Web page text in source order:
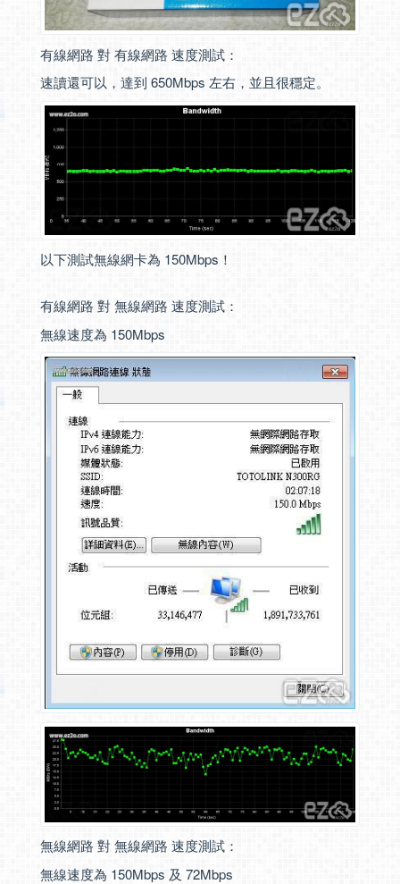
有線網路 對 有線網路 速度測試：
速讀還可以，達到 650Mbps 左右，並且很穩定。
以下測試無線網卡為 150Mbps！
有線網路 對 無線網路 速度測試：
無線速度為 150Mbps
無線網路 對 無線網路 速度測試：
無線速度為 150Mbps 及 72Mbps